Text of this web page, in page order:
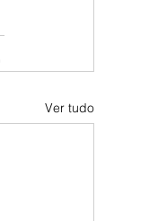
Ver tudo